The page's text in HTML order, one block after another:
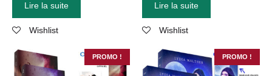
Lire la suite
Wishlist
Lire la suite
Wishlist
PROMO ! PROMO !